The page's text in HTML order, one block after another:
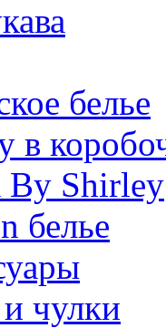
белье
в
Shirley
белье
чулки